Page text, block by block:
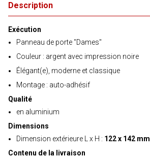
Description
Exécution
Panneau de porte "Dames"
Couleur : argent avec impression noire
Élégant(e), moderne et classique
Montage : auto-adhésif
Qualité
en aluminium
Dimensions
Dimension extérieure L x H : 122 x 142 mm
Contenu de la livraison